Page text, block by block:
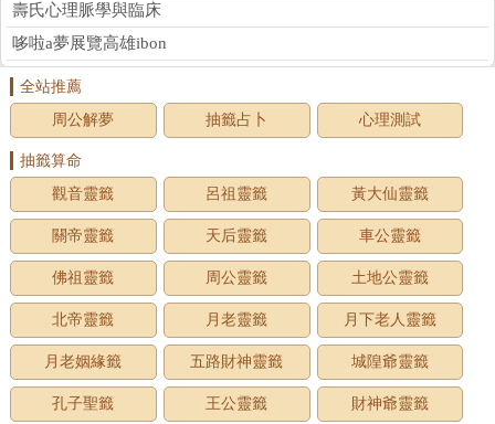
壽氏心理脈學與臨床
哆啦a夢展覽高雄ibon
全站推薦
周公解夢
抽籤占卜 心理測試
抽籤算命
觀音靈籤
呂祖靈籤 黃大仙靈籤
關帝靈籤 天后靈籤 車公靈籤
佛祖靈籤 周公靈籤 土地公靈籤
北帝靈籤 月老靈籤 月下老人靈籤
月老姻緣籤 五路財神靈籤 城隍爺靈籤
孔子聖籤 王公靈籤 財神爺靈籤